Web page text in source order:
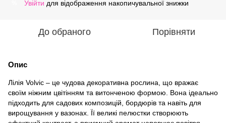
Увійти для відображення накопичувальної знижки
До обраного Порівняти
Опис
Лілія Volvic – це чудова декоративна рослина, що вражає
своїм ніжним цвітінням та витонченою формою. Вона ідеально
підходить для садових композицій, бордюрів та навіть для
вирощування у вазонах. Її великі пелюстки створюють